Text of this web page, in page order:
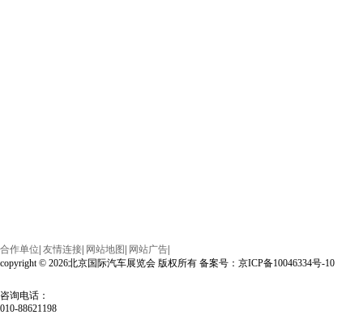
合作单位 友情连接 网站地图 网站广告
copyright © 2026北京国际汽车展览会 版权所有 备案号：京ICP备10046334号-10
咨询电话：
010-88621198